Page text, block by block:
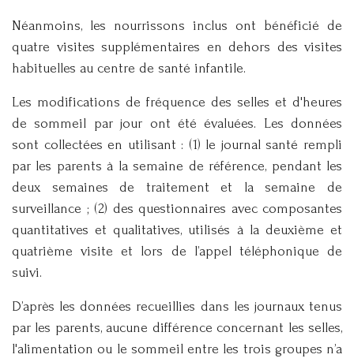
Néanmoins, les nourrissons inclus ont bénéficié de
quatre visites supplémentaires en dehors des visites
habituelles au centre de santé infantile.
Les modifications de fréquence des selles et d'heures
de sommeil par jour ont été évaluées. Les données
sont collectées en utilisant : (1) le journal santé rempli
par les parents à la semaine de référence, pendant les
deux semaines de traitement et la semaine de
surveillance ; (2) des questionnaires avec composantes
quantitatives et qualitatives, utilisés à la deuxième et
quatrième visite et lors de l’appel téléphonique de
suivi.
D’après les données recueillies dans les journaux tenus
par les parents, aucune différence concernant les selles,
l'alimentation ou le sommeil entre les trois groupes n’a